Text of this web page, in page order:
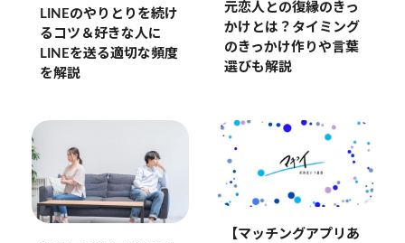
LINEのやりとりを続け
るコツ＆好きな人に
LINEを送る適切な頻度
を解説
元恋人との復縁のきっ
かけとは？タイミング
のきっかけ作りや言葉
選びも解説
【マッチングアプリあ